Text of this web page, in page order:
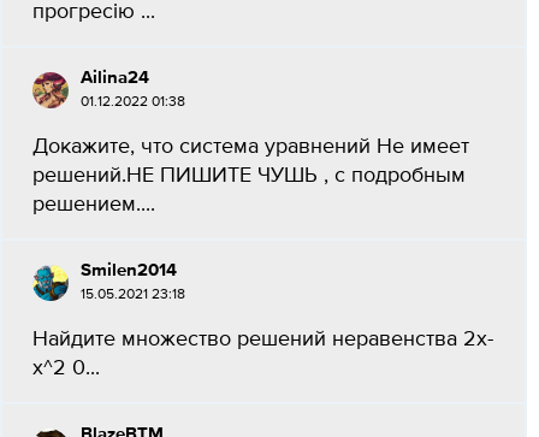
прогресію ​...
Ailina24
01.12.2022 01:38
Докажите, что система уравнений Не имеет
решений.НЕ ПИШИТЕ ЧУШЬ , с подробным
решением.​...
Smilen2014
15.05.2021 23:18
Найдите множество решений неравенства 2х-
х^2 0...